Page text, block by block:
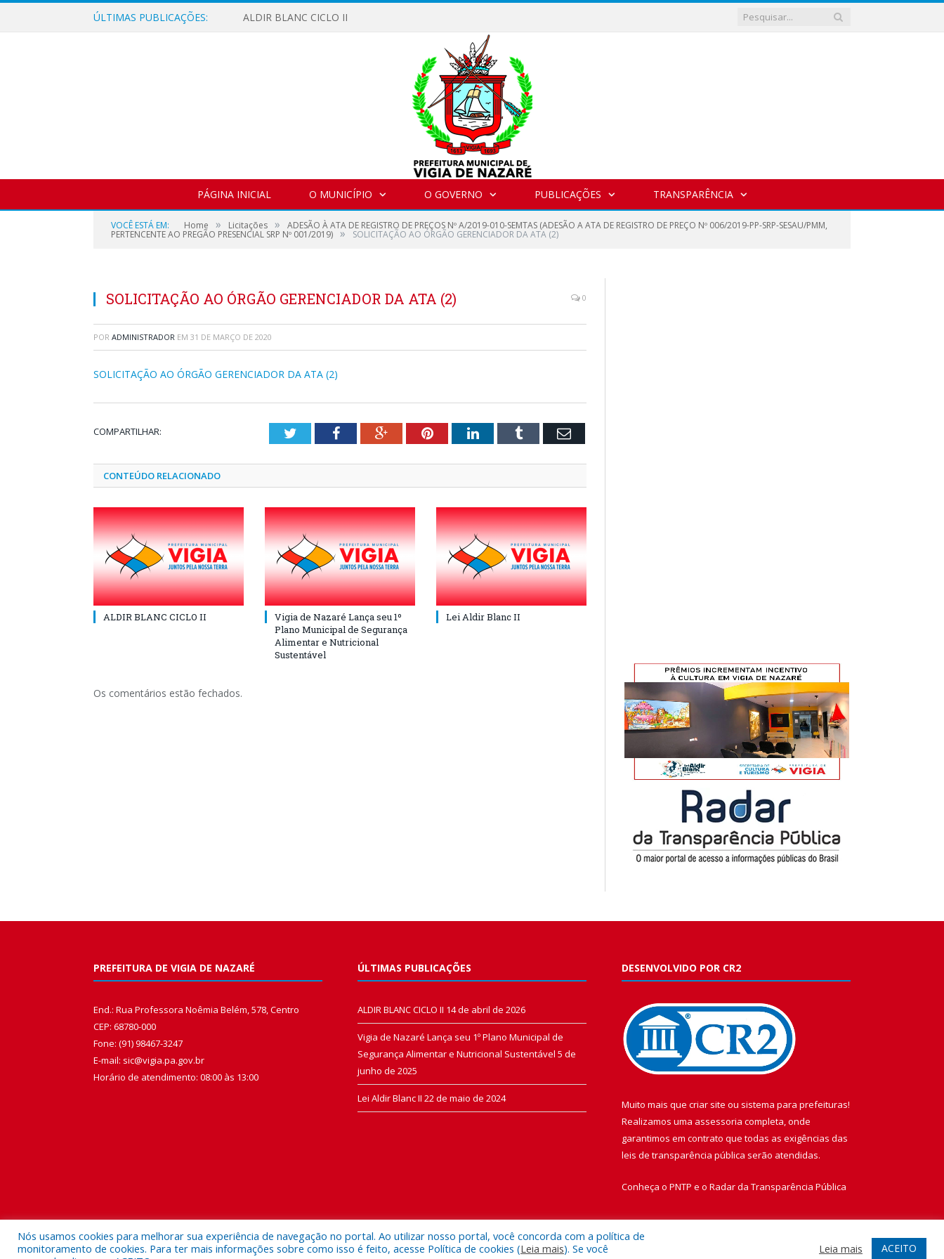
ÚLTIMAS PUBLICAÇÕES: ALDIR BLANC CICLO II
PÁGINA INICIAL O MUNICÍPIO O GOVERNO PUBLICAÇÕES TRANSPARÊNCIA
VOCÊ ESTÁ EM: Home » Licitações » ADESÃO À ATA DE REGISTRO DE PREÇOS Nº A/2019-010-SEMTAS (ADESÃO A ATA DE REGISTRO DE PREÇO Nº 006/2019-PP-SRP-SESAU/PMM,
PERTENCENTE AO PREGÃO PRESENCIAL SRP Nº 001/2019) » SOLICITAÇÃO AO ÓRGÃO GERENCIADOR DA ATA (2)
SOLICITAÇÃO AO ÓRGÃO GERENCIADOR DA ATA (2) 0
POR ADMINISTRADOR EM 31 DE MARÇO DE 2020
SOLICITAÇÃO AO ÓRGÃO GERENCIADOR DA ATA (2)
COMPARTILHAR: TwitterFacebookGoogle+PinterestLinkedInTumblr Email
CONTEÚDO RELACIONADO
ALDIR BLANC CICLO II
Vigia de Nazaré Lança seu 1º
Plano Municipal de Segurança
Alimentar e Nutricional
Sustentável
Lei Aldir Blanc II
Os comentários estão fechados.
PREFEITURA DE VIGIA DE NAZARÉ
End.: Rua Professora Noêmia Belém, 578, Centro
CEP: 68780-000
Fone: (91) 98467-3247
E-mail: sic@vigia.pa.gov.br
Horário de atendimento: 08:00 às 13:00
ÚLTIMAS PUBLICAÇÕES
ALDIR BLANC CICLO II 14 de abril de 2026
Vigia de Nazaré Lança seu 1º Plano Municipal de
Segurança Alimentar e Nutricional Sustentável 5 de
junho de 2025
Lei Aldir Blanc II 22 de maio de 2024
DESENVOLVIDO POR CR2
Muito mais que criar site ou sistema para prefeituras!
Realizamos uma assessoria completa, onde
garantimos em contrato que todas as exigências das
leis de transparência pública serão atendidas.
Conheça o PNTP e o Radar da Transparência Pública
Nós usamos cookies para melhorar sua experiência de navegação no portal. Ao utilizar nosso portal, você concorda com a política de
monitoramento de cookies. Para ter mais informações sobre como isso é feito, acesse Política de cookies (Leia mais). Se você
Leia mais ACEITO